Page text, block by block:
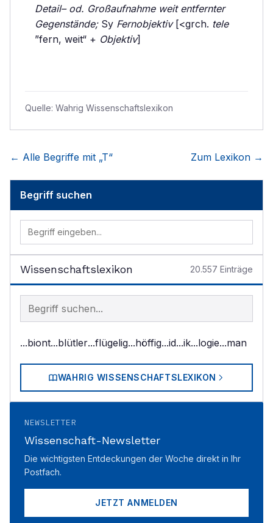
Detail– od. Großaufnahme weit entfernter
Gegenstände;Sy Fernobjektiv[<grch. tele
”fern, weit“ + Objektiv]
Quelle: Wahrig Wissenschaftslexikon
← Alle Begriffe mit „T“ Zum Lexikon →
Begriff suchen
Wissenschaftslexikon 20.557 Einträge
Begriff im Lexikon suchen
...biont...blütler...flügelig...höffig...id...ik...logie...man
WAHRIG WISSENSCHAFTSLEXIKON
NEWSLETTER
Wissenschaft-Newsletter
Die wichtigsten Entdeckungen der Woche direkt in Ihr
Postfach.
JETZT ANMELDEN